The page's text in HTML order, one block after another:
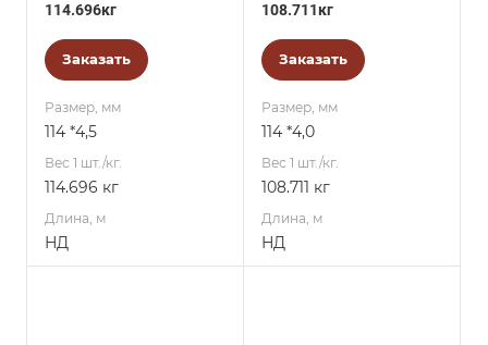
114.696кг
Заказать
Размер, мм
114 *4,5
Вес 1 шт./кг.
114.696 кг
Длина, м
НД
108.711кг
Заказать
Размер, мм
114 *4,0
Вес 1 шт./кг.
108.711 кг
Длина, м
НД